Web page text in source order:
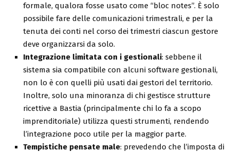
formale, qualora fosse usato come “bloc notes”. È solo
possibile fare delle comunicazioni trimestrali, e per la
tenuta dei conti nel corso dei trimestri ciascun gestore
deve organizzarsi da solo.
Integrazione limitata con i gestionali: sebbene il
sistema sia compatibile con alcuni software gestionali,
non lo è con quelli più usati dai gestori del territorio.
Inoltre, solo una minoranza di chi gestisce strutture
ricettive a Bastia (principalmente chi lo fa a scopo
imprenditoriale) utilizza questi strumenti, rendendo
l’integrazione poco utile per la maggior parte.
Tempistiche pensate male: prevedendo che l’imposta di